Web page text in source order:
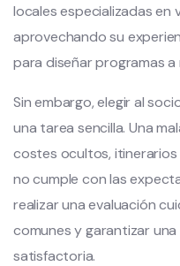
locales especializadas en
aprovechando su
para diseñar programas a
Sin embargo, elegir al
una tarea sencilla. Una
costes ocultos,
no cumple con las
realizar una evaluación
comunes y garantizar
satisfactoria.